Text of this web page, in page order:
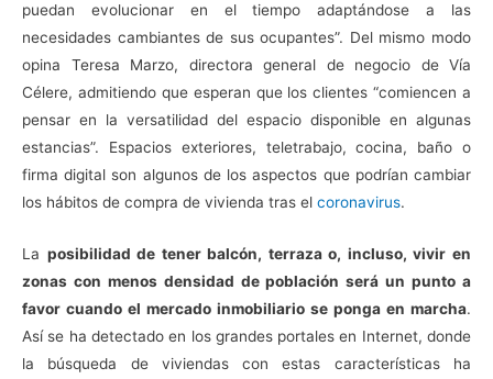
puedan evolucionar en el tiempo adaptándose a las
necesidades cambiantes de sus ocupantes”. Del mismo modo
opina Teresa Marzo, directora general de negocio de Vía
Célere, admitiendo que esperan que los clientes “comiencen a
pensar en la versatilidad del espacio disponible en algunas
estancias”. Espacios exteriores, teletrabajo, cocina, baño o
firma digital son algunos de los aspectos que podrían cambiar
los hábitos de compra de vivienda tras el coronavirus.
La posibilidad de tener balcón, terraza o, incluso, vivir en
zonas con menos densidad de población será un punto a
favor cuando el mercado inmobiliario se ponga en marcha.
Así se ha detectado en los grandes portales en Internet, donde
la búsqueda de viviendas con estas características ha